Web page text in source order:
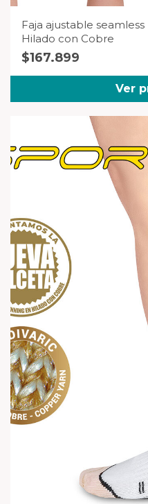
Faja ajustable
Hilado con Cobre
$167.899
Ver